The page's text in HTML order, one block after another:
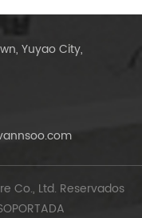
Yuyao City,
Co., Ltd. Reservados